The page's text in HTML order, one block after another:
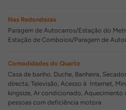
Nas Redondezas
Paragem de Autocarros/Estação do
Estação de Comboios/Paragem de
Comodidades do Quarto
Casa de banho, Duche, Banheira,
directa, Televisão, Acesso à Internet,
kingsize, Ar condicionado, Aquecimento
pessoas com deficiência motora